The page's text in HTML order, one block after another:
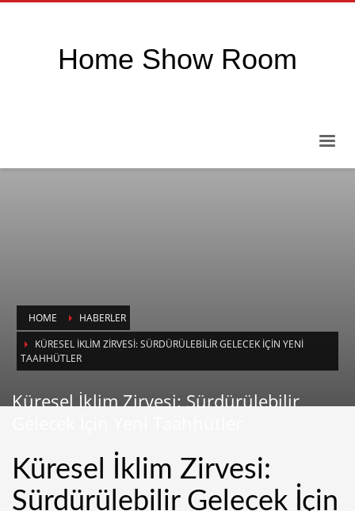
Home Show Room
HOME
HABERLER
KÜRESEL İKLIM ZIRVESI: SÜRDÜRÜLEBILIR GELECEK İÇIN YENI
TAAHHÜTLER
Küresel İklim Zirvesi: Sürdürülebilir
Küresel İklim Zirvesi:
Sürdürülebilir Gelecek İçin